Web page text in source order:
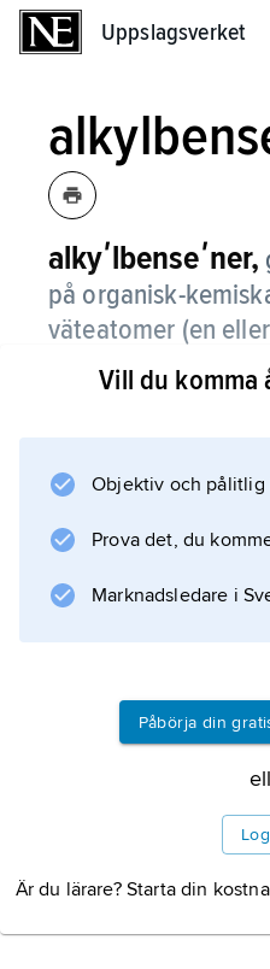
Uppslagsverket
alkyʹlbenseʹner,
på organisk-
väteatomer (en
bensenring ersatts
Information
Vill du komma
Objektiv och pålitlig
Prova det, du
Marknadsledare i
Påbörja din
Är du lärare? Starta din